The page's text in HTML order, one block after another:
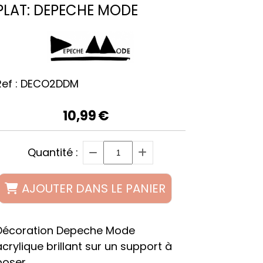
DEPECHE MODE
: DECO2DDM
10,99€
Quantité :
AJOUTER DANS LE PANIER
Depeche Mode
brillant sur un support à